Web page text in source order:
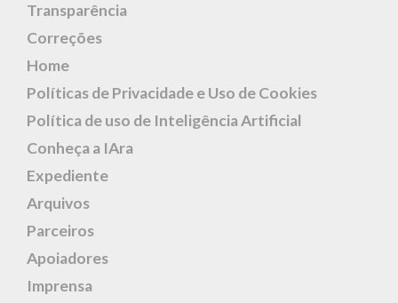
Transparência
Correções
Home
Políticas de Privacidade e Uso de Cookies
Política de uso de Inteligência Artificial
Conheça a IAra
Expediente
Arquivos
Parceiros
Apoiadores
Imprensa